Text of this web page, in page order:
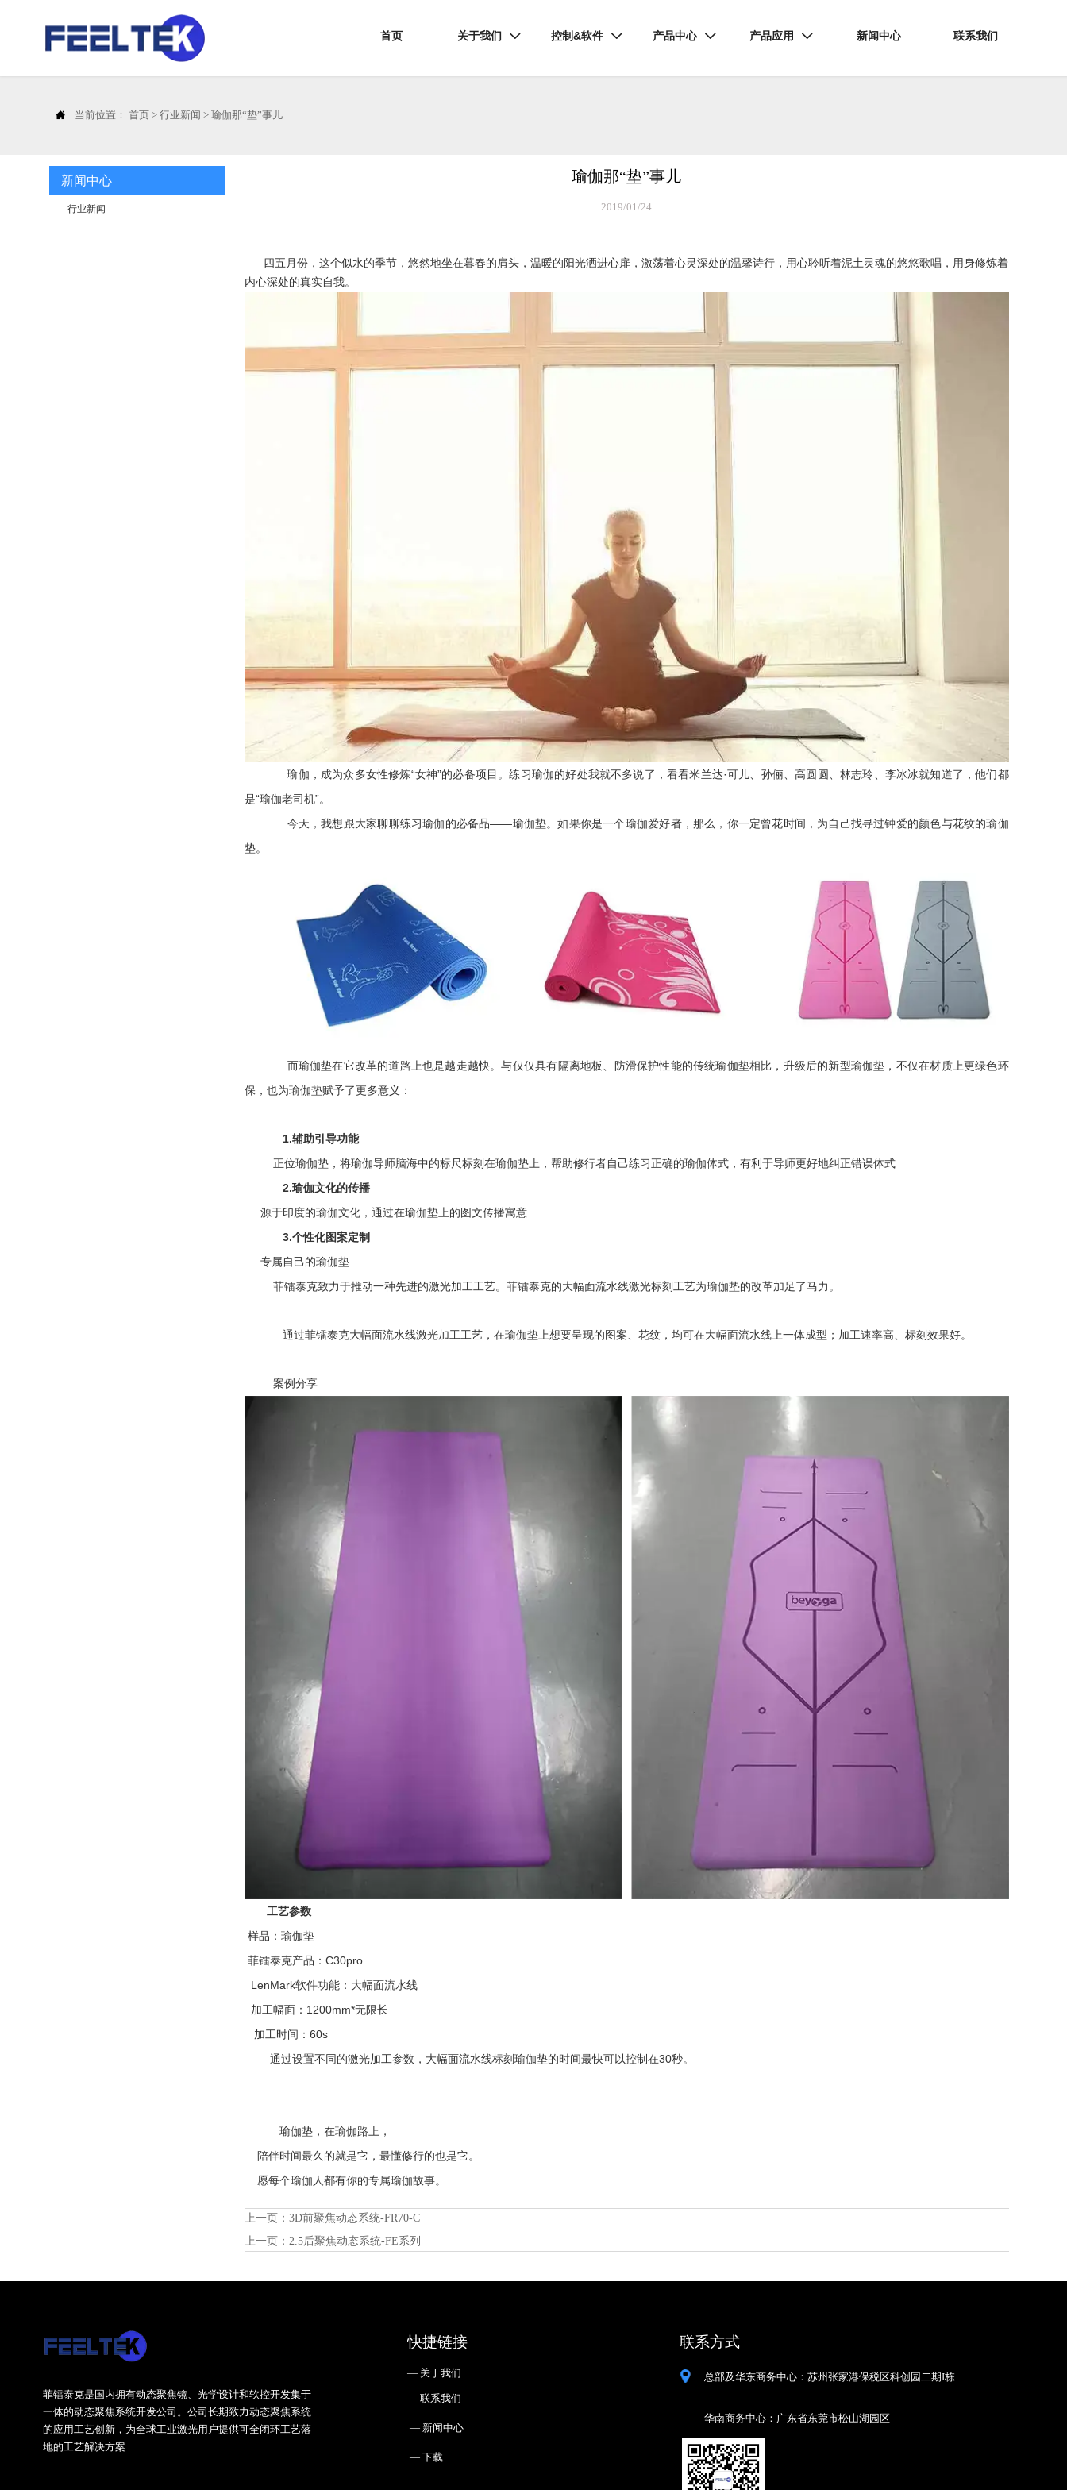
首页 关于我们  控制&软件  产品中心  产品应用  新闻中心 联系我们
 当前位置：首页 >行业新闻 >瑜伽那“垫”事儿
新闻中心
行业新闻
瑜伽那“垫”事儿
2019/01/24
四五月份，这个似水的季节，悠然地坐在暮春的肩头，温暖的阳光洒进心扉，激荡着心灵深处的温馨诗行，用心聆听着泥土灵魂的悠悠歌唱，用身修炼着
内心深处的真实自我。
瑜伽，成为众多女性修炼“女神”的必备项目。练习瑜伽的好处我就不多说了，看看米兰达·可儿、孙俪、高圆圆、林志玲、李冰冰就知道了，他们都
是“瑜伽老司机”。
今天，我想跟大家聊聊练习瑜伽的必备品——瑜伽垫。如果你是一个瑜伽爱好者，那么，你一定曾花时间，为自己找寻过钟爱的颜色与花纹的瑜伽
垫。
而瑜伽垫在它改革的道路上也是越走越快。与仅仅具有隔离地板、防滑保护性能的传统瑜伽垫相比，升级后的新型瑜伽垫，不仅在材质上更绿色环
保，也为瑜伽垫赋予了更多意义：
1.辅助引导功能
正位瑜伽垫，将瑜伽导师脑海中的标尺标刻在瑜伽垫上，帮助修行者自己练习正确的瑜伽体式，有利于导师更好地纠正错误体式
2.瑜伽文化的传播
源于印度的瑜伽文化，通过在瑜伽垫上的图文传播寓意
3.个性化图案定制
专属自己的瑜伽垫
菲镭泰克致力于推动一种先进的激光加工工艺。菲镭泰克的大幅面流水线激光标刻工艺为瑜伽垫的改革加足了马力。
通过菲镭泰克大幅面流水线激光加工工艺，在瑜伽垫上想要呈现的图案、花纹，均可在大幅面流水线上一体成型；加工速率高、标刻效果好。
案例分享
工艺参数
样品：瑜伽垫
菲镭泰克产品：C30pro
LenMark软件功能：大幅面流水线
加工幅面： 1200mm*无限长
加工时间：60s
通过设置不同的激光加工参数，大幅面流水线标刻瑜伽垫的时间最快可以控制在30秒。
瑜伽垫，在瑜伽路上，
陪伴时间最久的就是它，最懂修行的也是它。
愿每个瑜伽人都有你的专属瑜伽故事。
上一页：3D前聚焦动态系统-FR70-C
上一页：2.5后聚焦动态系统-FE系列
菲镭泰克是国内拥有动态聚焦镜、光学设计和软控开发集于
一体的动态聚焦系统开发公司。公司长期致力动态聚焦系统
的应用工艺创新，为全球工业激光用户提供可全闭环工艺落
地的工艺解决方案
快捷链接
— ㅤ关于我们
— ㅤ联系我们
— ㅤ新闻中心
— ㅤ下载
联系方式
总部及华东商务中心：苏州张家港保税区科创园二期I栋
华南商务中心：广东省东莞市松山湖园区